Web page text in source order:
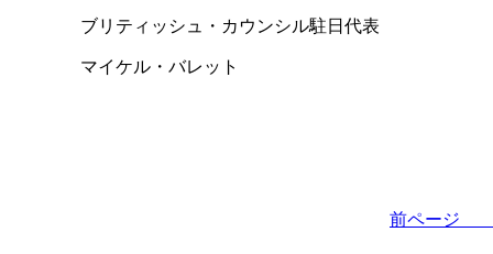
ブリティッシュ・カウンシル駐日代表
マイケル・バレット
前ペー